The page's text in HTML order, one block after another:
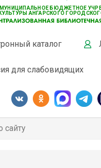
МУНИЦИПАЛЬНОЕ БЮДЖЕТНОЕ
КУЛЬТУРЫ АНГАРСКОГО
каталог
для слабовидящих